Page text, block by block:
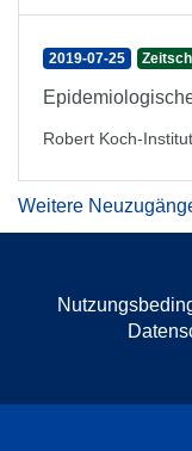
2019-07-25
Robert Koch-Institut
Weitere